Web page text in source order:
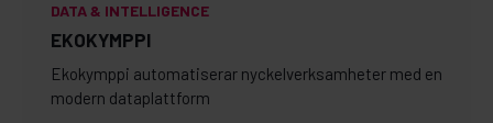
DATA & INTELLIGENCE
EKOKYMPPI
Ekokymppi automatiserar nyckelverksamheter med en
modern dataplattform